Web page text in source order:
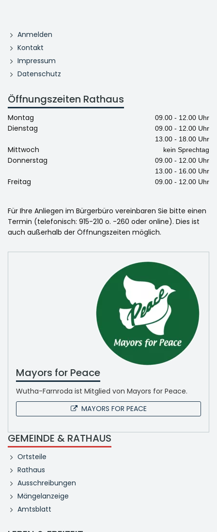
Anmelden
Kontakt
Impressum
Datenschutz
Öffnungszeiten Rathaus
Montag 09.00 - 12.00 Uhr
Dienstag
09.00 - 12.00 Uhr
13.00 - 18.00 Uhr
Mittwoch kein Sprechtag
Donnerstag
09.00 - 12.00 Uhr
13.00 - 16.00 Uhr
Freitag 09.00 - 12.00 Uhr
Für Ihre Anliegen im Bürgerbüro vereinbaren Sie bitte einen
Termin (telefonisch: 915-210 o. -260 oder online). Dies ist
auch außerhalb der Öffnungszeiten möglich.
Mayors for Peace
Wutha-Farnroda ist Mitglied von Mayors for Peace.
MAYORS FOR PEACE
GEMEINDE & RATHAUS
Ortsteile
Rathaus
Ausschreibungen
Mängelanzeige
Amtsblatt